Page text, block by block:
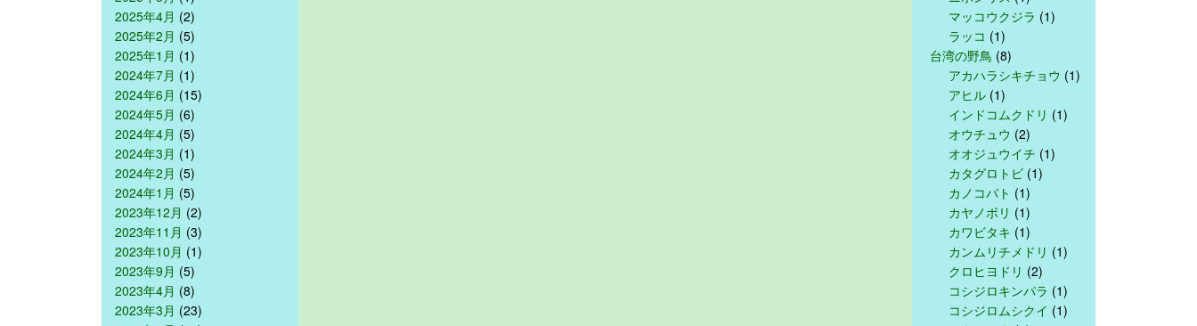
2025年4月 (2)
2025年2月 (5)
2025年1月 (1)
2024年7月 (1)
2024年6月 (15)
2024年5月 (6)
2024年4月 (5)
2024年3月 (1)
2024年2月 (5)
2024年1月 (5)
2023年12月 (2)
2023年11月 (3)
2023年10月 (1)
2023年9月 (5)
2023年4月 (8)
2023年3月 (23)
マッコウクジラ (1)
ラッコ (1)
台湾の野鳥 (8)
アカハラシキチョウ (1)
アヒル (1)
インドコムクドリ (1)
オウチュウ (2)
オオジュウイチ (1)
カタグロトビ (1)
カノコバト (1)
カヤノボリ (1)
カワビタキ (1)
カンムリチメドリ (1)
クロヒヨドリ (2)
コシジロキンパラ (1)
コシジロムシクイ (1)